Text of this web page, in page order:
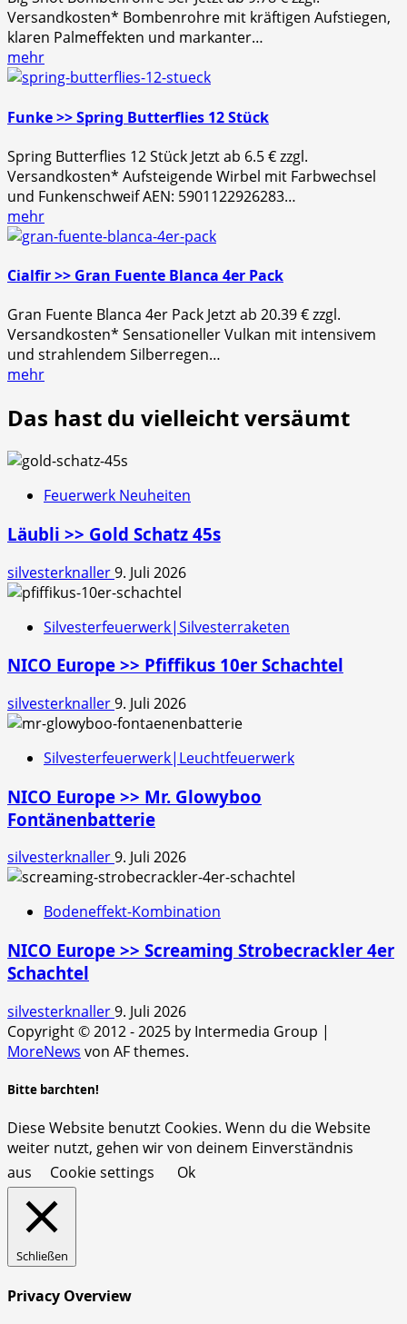
Versandkosten* Bombenrohre mit kräftigen Aufstiegen,
klaren Palmeffekten und markanter…
mehr
Funke >> Spring Butterflies 12 Stück
Spring Butterflies 12 Stück Jetzt ab 6.5 € zzgl.
Versandkosten* Aufsteigende Wirbel mit Farbwechsel
und Funkenschweif AEN: 5901122926283…
mehr
Cialfir >> Gran Fuente Blanca 4er Pack
Gran Fuente Blanca 4er Pack Jetzt ab 20.39 € zzgl.
Versandkosten* Sensationeller Vulkan mit intensivem
und strahlendem Silberregen…
mehr
Das hast du vielleicht versäumt
Feuerwerk Neuheiten
Läubli >> Gold Schatz 45s
silvesterknaller9. Juli 2026
Silvesterfeuerwerk|Silvesterraketen
NICO Europe >> Pfiffikus 10er Schachtel
silvesterknaller9. Juli 2026
Silvesterfeuerwerk|Leuchtfeuerwerk
NICO Europe >> Mr. Glowyboo
Fontänenbatterie
silvesterknaller9. Juli 2026
Bodeneffekt-Kombination
NICO Europe >> Screaming Strobecrackler 4er
Schachtel
silvesterknaller9. Juli 2026
Copyright © 2012 - 2025 by Intermedia Group |
MoreNews von AF themes.
Bitte barchten!
Diese Website benutzt Cookies. Wenn du die Website
weiter nutzt, gehen wir von deinem Einverständnis
aus
Cookie settings Ok
Schließen
Privacy Overview